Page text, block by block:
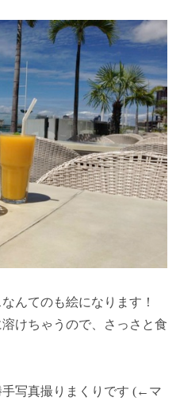
んてのも絵になります！
けちゃうので、さっさと食
写真撮りまくりです (←マ